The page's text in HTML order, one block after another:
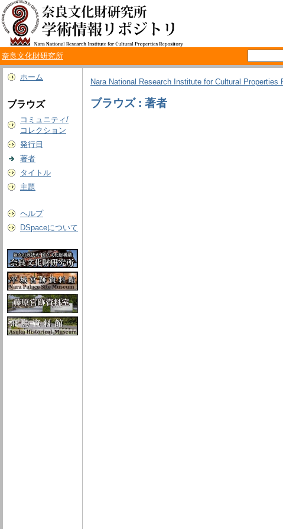
奈良文化財研究所
ホーム
ブラウズ
コミュニティ/
コレクション
発行日
著者
タイトル
主題
ヘルプ
DSpaceについて
Nara National Research Institute for Cultural Properties
ブラウズ : 著者